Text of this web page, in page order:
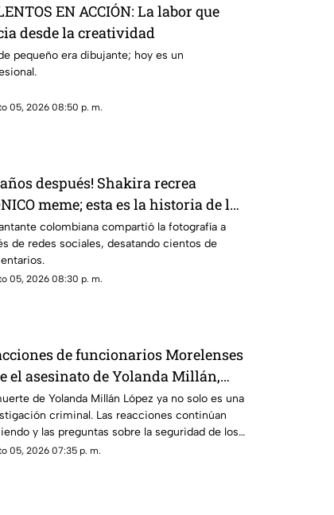
EN ACCIÓN: La labor que
desde la creatividad
pequeño era dibujante; hoy es un
05, 2026 08:50 p. m.
años después! Shakira recrea
meme; esta es la historia de la
colombiana compartió la fotografía a
de redes sociales, desatando cientos de
05, 2026 08:30 p. m.
de funcionarios Morelenses
el asesinato de Yolanda Millán,
municipal de Tepetzingo
de Yolanda Millán López ya no solo es una
criminal. Las reacciones continúan
y las preguntas sobre la seguridad de los
municipales en Morelos son cada vez
05, 2026 07:35 p. m.